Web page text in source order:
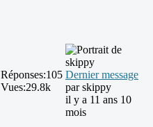
Réponses:105
Vues:29.8k
Dernier message
parskippy
il y a 11 ans 10
mois